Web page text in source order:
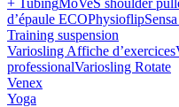
+ TubingMoVeS shoulder
d’épaule ECOPhysioflip
Training suspension
Variosling Affiche d’exercices
professionalVariosling Rotate
Venex
Yoga